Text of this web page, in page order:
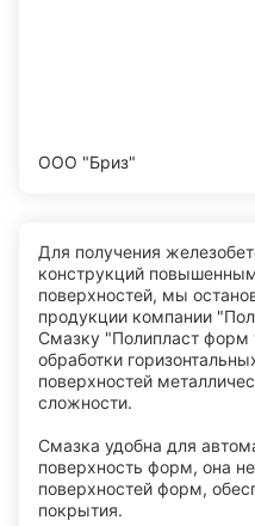
ООО "Бриз"
Для получения
конструкций
поверхностей, мы
продукции компании
Смазку "Полипласт форм
обработки
поверхностей
сложности.
Смазка удобна для
поверхность форм, она
поверхностей форм,
покрытия.